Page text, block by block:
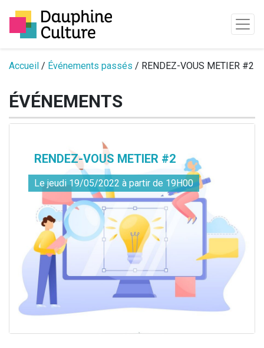
Passer au contenu
Accueil / Événements passés / RENDEZ-VOUS METIER #2
ÉVÉNEMENTS
RENDEZ-VOUS METIER #2
Le jeudi 19/05/2022 à partir de 19H00